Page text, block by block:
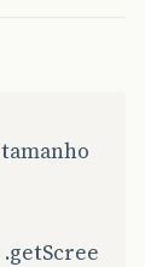
.getScree